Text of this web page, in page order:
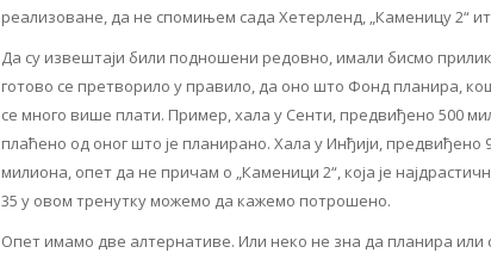
реализоване, да не спомињем сада Хетерленд, „Каменицу 2“
Да су извештаји били подношени редовно, имали бисмо
готово се претворило у правило, да оно што Фонд планира,
се много више плати. Пример, хала у Сенти, предвиђено 500
плаћено од оног што је планирано. Хала у Инђији,
милиона, опет да не причам о „Каменици 2“, која је
35 у овом тренутку можемо да кажемо потрошено.
Опет имамо две алтернативе. Или неко не зна да планира